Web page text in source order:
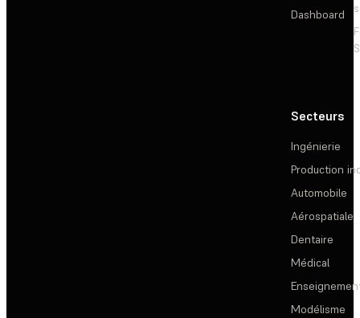
Dashboard
Secteurs
Ingénierie
Production
Automobile
Aérospatiale
Dentaire
Médical
Modélisme